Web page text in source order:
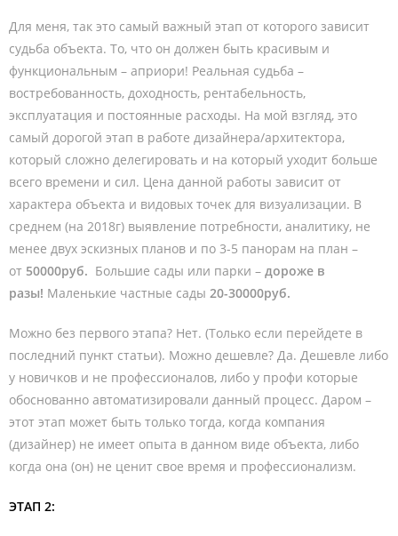
Для меня, так это самый важный этап от которого зависит
судьба объекта. То, что он должен быть красивым и
функциональным – априори! Реальная судьба –
востребованность, доходность, рентабельность,
эксплуатация и постоянные расходы. На мой взгляд, это
самый дорогой этап в работе дизайнера/архитектора,
который сложно делегировать и на который уходит больше
всего времени и сил. Цена данной работы зависит от
характера объекта и видовых точек для визуализации. В
среднем (на 2018г) выявление потребности, аналитику, не
менее двух эскизных планов и по 3-5 панорам на план –
от 50000руб. Большие сады или парки – дороже в
разы! Маленькие частные сады 20-30000руб.
Можно без первого этапа? Нет. (Только если перейдете в
последний пункт статьи). Можно дешевле? Да. Дешевле либо
у новичков и не профессионалов, либо у профи которые
обоснованно автоматизировали данный процесс. Даром –
этот этап может быть только тогда, когда компания
(дизайнер) не имеет опыта в данном виде объекта, либо
когда она (он) не ценит свое время и профессионализм.
ЭТАП 2: